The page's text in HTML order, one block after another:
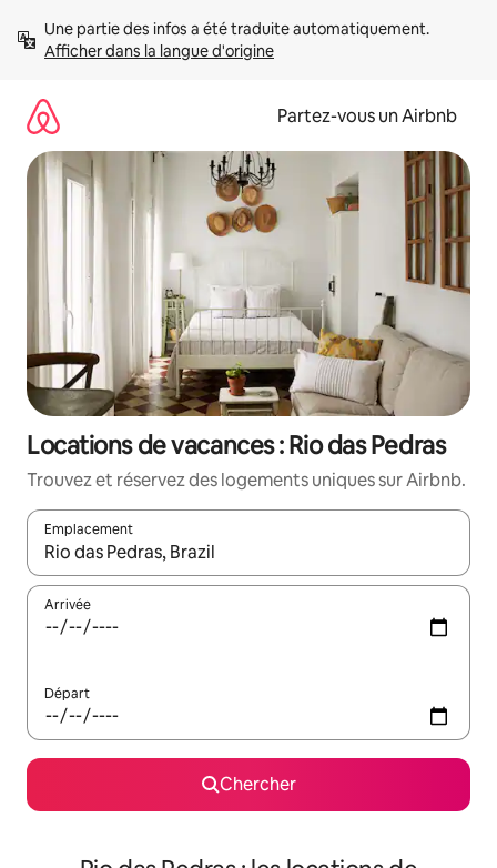
directement
Afficher dans la langue d'origine
Partez-vous un Airbnb
Locations de vacances : Rio das Pedras
Trouvez et réservez des logements uniques sur Airbnb.
Emplacement
Quand les résultats sont affichés, parcourez-les en utilisant
Arrivée
Départ
Chercher